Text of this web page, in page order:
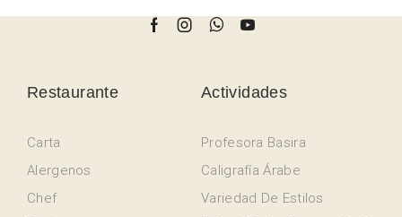
Restaurante
Carta
Alergenos
Chef
Actividades
Profesora Basira
Caligrafía Árabe
Variedad De Estilos